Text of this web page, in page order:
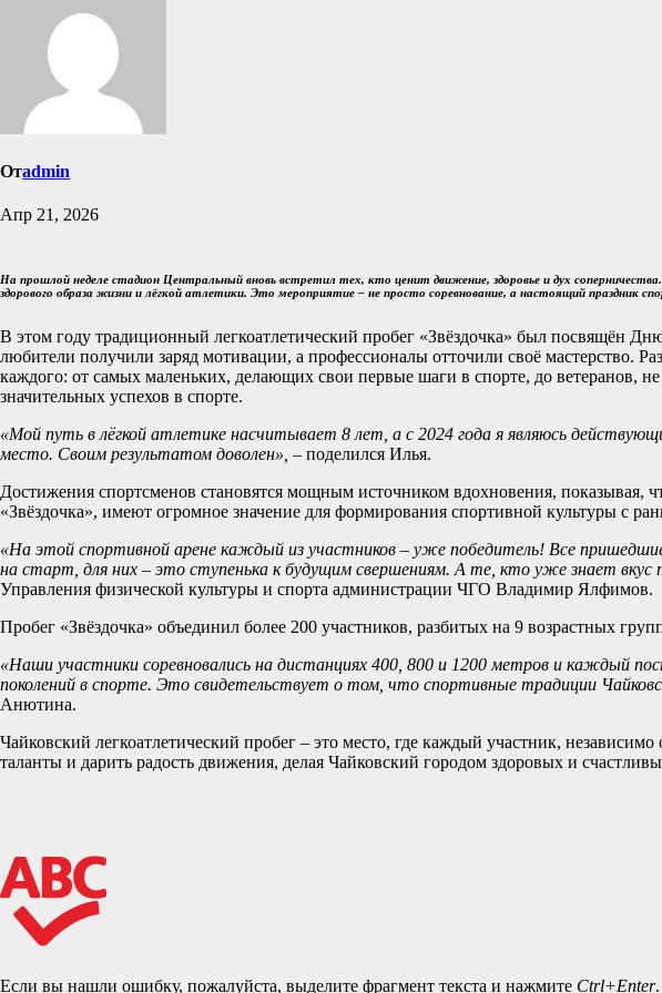
Отadmin
Апр 21, 2026
На прошлой неделе стадион Центральный вновь встретил тех, кто ценит движение, здоровье и дух
здорового образа жизни и лёгкой атлетики. Это мероприятие – не просто соревнование, а настоящий праздник
В этом году традиционный легкоатлетический пробег «Звёздочка» был посвящён
любители получили заряд мотивации, а профессионалы отточили своё мастерство.
каждого: от самых маленьких, делающих свои первые шаги в спорте, до ветеранов,
значительных успехов в спорте.
«Мой путь в лёгкой атлетике насчитывает 8 лет, а с 2024 года я являюсь
место. Своим результатом доволен», – поделился Илья.
Достижения спортсменов становятся мощным источником вдохновения, показывая,
«Звёздочка», имеют огромное значение для формирования спортивной культуры с
«На этой спортивной арене каждый из участников – уже победитель! Все
на старт, для них – это ступенька к будущим свершениям. А те, кто уже знает
Управления физической культуры и спорта администрации ЧГО Владимир Ялфимов.
Пробег «Звёздочка» объединил более 200 участников, разбитых на 9 возрастных
«Наши участники соревновались на дистанциях 400, 800 и 1200 метров и каждый
поколений в спорте. Это свидетельствует о том, что спортивные традиции
Анютина.
Чайковский легкоатлетический пробег – это место, где каждый участник,
таланты и дарить радость движения, делая Чайковский городом здоровых и
Если вы нашли ошибку, пожалуйста, выделите фрагмент текста и нажмите Ctrl+Enter.